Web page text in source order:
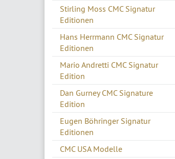
Stirling Moss CMC Signatur
Editionen
Hans Herrmann CMC Signatur
Editionen
Mario Andretti CMC Signatur
Edition
Dan Gurney CMC Signature
Edition
Eugen Böhringer Signatur
Editionen
CMC USA Modelle